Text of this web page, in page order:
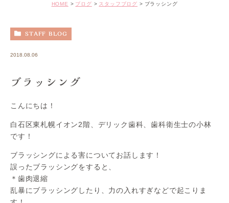
HOME ブログ スタッフブログ ブラッシング
STAFF BLOG
2018.08.06
ブラッシング
こんにちは！
白石区東札幌イオン2階、デリック歯科、歯科衛生士の小林
です！
ブラッシングによる害についてお話します！
誤ったブラッシングをすると、
＊歯肉退縮
乱暴にブラッシングしたり、力の入れすぎなどで起こりま